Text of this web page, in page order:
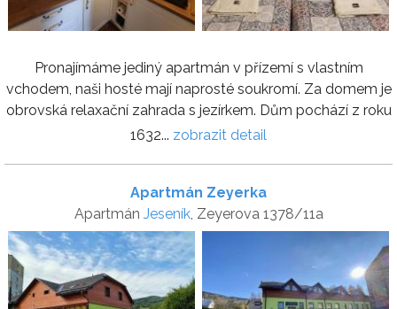
Pronajímáme jediný apartmán v přízemí s vlastním
vchodem, naši hosté mají naprosté soukromí. Za domem je
obrovská relaxační zahrada s jezírkem. Dům pochází z roku
1632... zobrazit detail
Apartmán Zeyerka
Apartmán Jeseník, Zeyerova 1378/11a